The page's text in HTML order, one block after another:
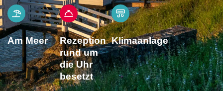
Am Meer
Rezeption
rund um
die Uhr
besetzt
Klimaanlage